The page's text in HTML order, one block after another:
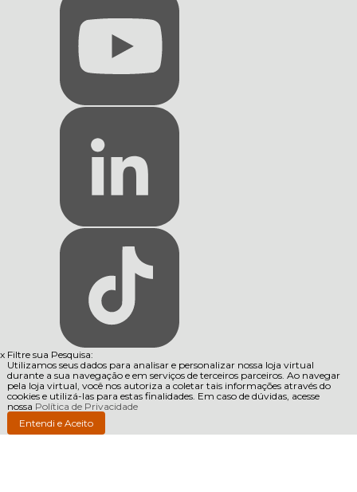
x Filtre sua Pesquisa:
Utilizamos seus dados para analisar e personalizar nossa loja virtual
durante a sua navegação e em serviços de terceiros parceiros. Ao navegar
pela loja virtual, você nos autoriza a coletar tais informações através do
cookies e utilizá-las para estas finalidades. Em caso de dúvidas, acesse
nossa Política de Privacidade
Entendi e Aceito